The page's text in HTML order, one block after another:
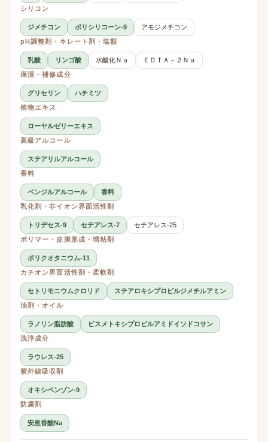
シリコン
ジメチコン ポリシリコーン-9
アモジメチコン
pH調整剤・キレート剤・塩類
乳酸 リンゴ酸 水酸化Ｎａ
ＥＤＴＡ－２Ｎａ
保湿・補修成分
グリセリン
ハチミツ
植物エキス
ローヤルゼリーエキス
高級アルコール
ステアリルアルコール
香料
ベンジルアルコール
香料
乳化剤・非イオン界面活性剤
トリデセス-9 セテアレス-7
セテアレス-25
ポリマー・皮膜形成・増粘剤
ポリクオタニウム-11
カチオン界面活性剤・柔軟剤
セトリモニウムクロリド
ステアロキシプロピルジメチルアミン
油剤・オイル
ラノリン脂肪酸
ビスメトキシプロピルアミドイソドコサン
洗浄成分
ラウレス-25
紫外線吸収剤
オキシベンゾン-9
防腐剤
安息香酸Na